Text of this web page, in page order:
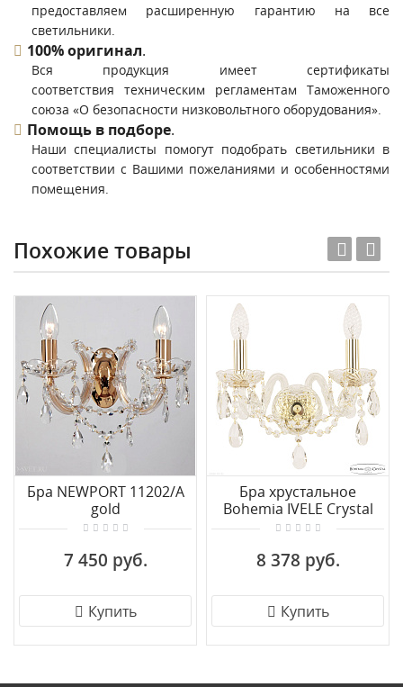
предоставляем расширенную гарантию на все
светильники.
100% оригинал.
Вся продукция имеет сертификаты
соответствия техническим регламентам Таможенного
союза «О безопасности низковольтного оборудования».
Помощь в подборе.
Наши специалисты помогут подобрать светильники в
соответствии с Вашими пожеланиями и особенностями
помещения.
Похожие товары
Бра NEWPORT 11202/A
gold
7 450 руб.
Купить
Бра хрустальное
Bohemia IVELE Crystal
116B/2/141 G
8 378 руб.
Купить